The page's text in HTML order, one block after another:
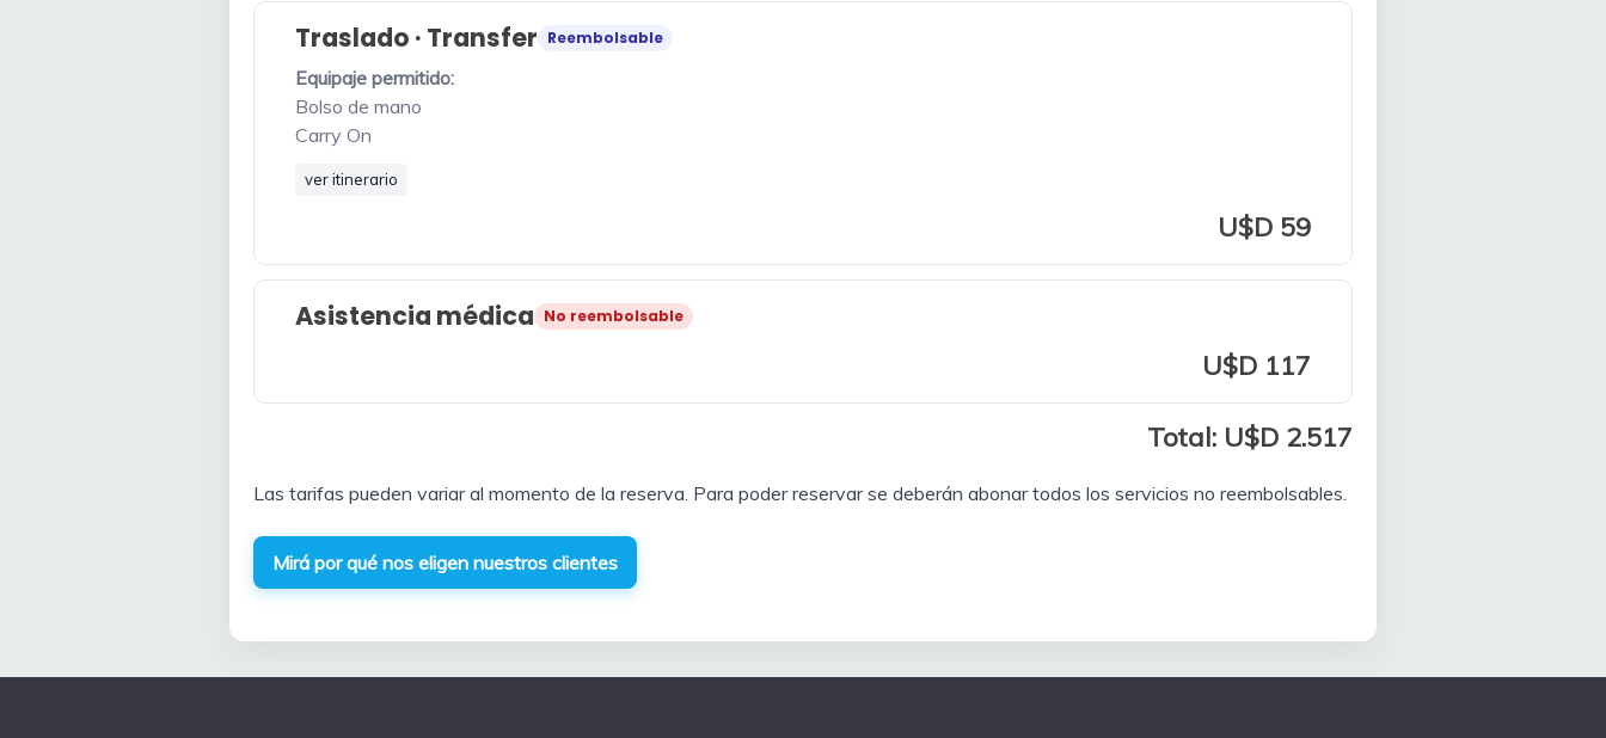
Traslado · Transfer Reembolsable
Equipaje permitido:
Bolso de mano
Carry On
ver itinerario
U$D 59
Asistencia médica No reembolsable
U$D 117
Total: U$D 2.517
Las tarifas pueden variar al momento de la reserva. Para poder reservar se deberán abonar todos los servicios no reembolsables.
Mirá por qué nos eligen nuestros clientes